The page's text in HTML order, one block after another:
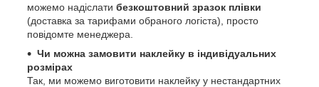
можемо надіслати безкоштовний зразок плівки
(доставка за тарифами обраного логіста), просто
повідомте менеджера.
Чи можна замовити наклейку в індивідуальних
розмірах
Так, ми можемо виготовити наклейку у нестандартних